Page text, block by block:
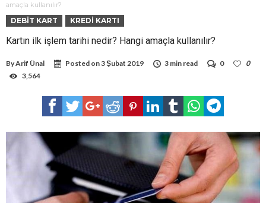
amaçla kullanılır?
DEBIT KART KREDI KARTI
Kartın ilk işlem tarihi nedir? Hangi amaçla kullanılır?
ByArif Ünal Posted on3 Şubat 2019 3 min read 0
0
3,564